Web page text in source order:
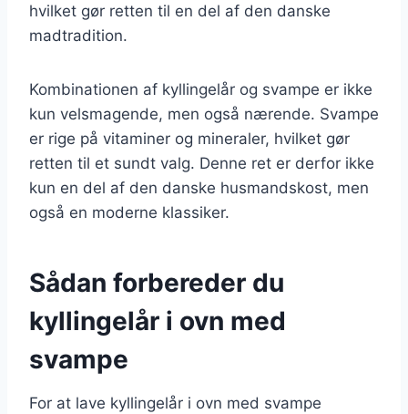
hvilket gør retten til en del af den danske
madtradition.
Kombinationen af kyllingelår og svampe er ikke
kun velsmagende, men også nærende. Svampe
er rige på vitaminer og mineraler, hvilket gør
retten til et sundt valg. Denne ret er derfor ikke
kun en del af den danske husmandskost, men
også en moderne klassiker.
Sådan forbereder du
kyllingelår i ovn med
svampe
For at lave kyllingelår i ovn med svampe